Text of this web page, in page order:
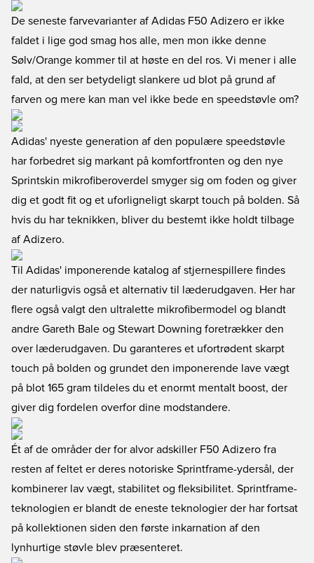
De seneste farvevarianter af Adidas F50 Adizero er ikke
faldet i lige god smag hos alle, men mon ikke denne
Sølv/Orange kommer til at høste en del ros. Vi mener i alle
fald, at den ser betydeligt slankere ud blot på grund af
farven og mere kan man vel ikke bede en speedstøvle om?
Adidas' nyeste generation af den populære speedstøvle
har forbedret sig markant på komfortfronten og den nye
Sprintskin mikrofiberoverdel smyger sig om foden og giver
dig et godt fit og et uforligneligt skarpt touch på bolden. Så
hvis du har teknikken, bliver du bestemt ikke holdt tilbage
af Adizero.
Til Adidas' imponerende katalog af stjernespillere findes
der naturligvis også et alternativ til læderudgaven. Her har
flere også valgt den ultralette mikrofibermodel og blandt
andre Gareth Bale og Stewart Downing foretrækker den
over læderudgaven. Du garanteres et ufortrødent skarpt
touch på bolden og grundet den imponerende lave vægt
på blot 165 gram tildeles du et enormt mentalt boost, der
giver dig fordelen overfor dine modstandere.
Ét af de områder der for alvor adskiller F50 Adizero fra
resten af feltet er deres notoriske Sprintframe-ydersål, der
kombinerer lav vægt, stabilitet og fleksibilitet. Sprintframe-
teknologien er blandt de eneste teknologier der har fortsat
på kollektionen siden den første inkarnation af den
lynhurtige støvle blev præsenteret.